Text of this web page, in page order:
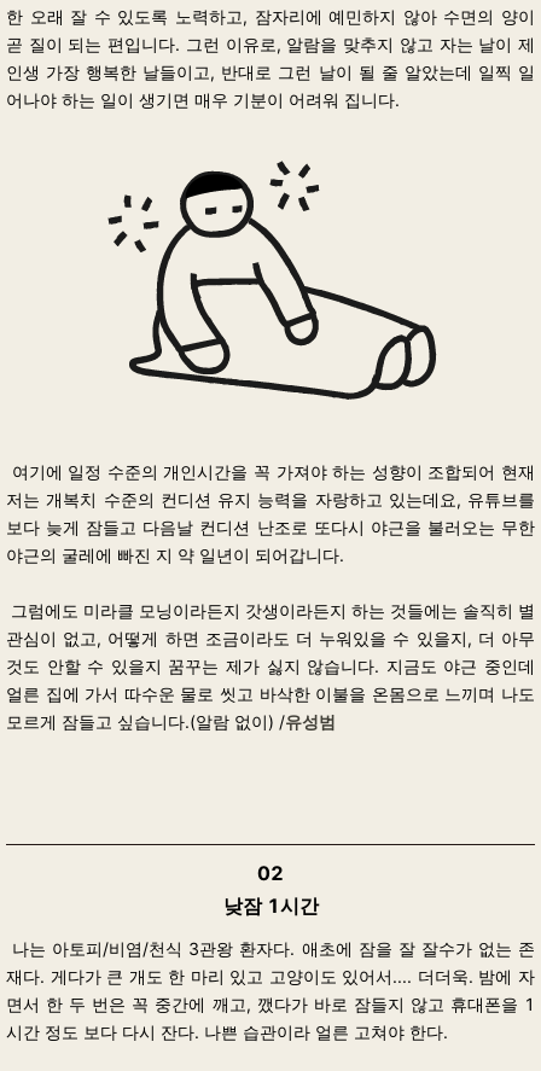
한 오래 잘 수 있도록 노력하고, 잠자리에 예민하지 않아 수면의 양이
곧 질이 되는 편입니다. 그런 이유로, 알람을 맞추지 않고 자는 날이 제
인생 가장 행복한 날들이고, 반대로 그런 날이 될 줄 알았는데 일찍 일
어나야 하는 일이 생기면 매우 기분이 어려워 집니다.
여기에 일정 수준의 개인시간을 꼭 가져야 하는 성향이 조합되어 현재
저는 개복치 수준의 컨디션 유지 능력을 자랑하고 있는데요, 유튜브를
보다 늦게 잠들고 다음날 컨디션 난조로 또다시 야근을 불러오는 무한
야근의 굴레에 빠진 지 약 일년이 되어갑니다.
그럼에도 미라클 모닝이라든지 갓생이라든지 하는 것들에는 솔직히 별
관심이 없고, 어떻게 하면 조금이라도 더 누워있을 수 있을지, 더 아무
것도 안할 수 있을지 꿈꾸는 제가 싫지 않습니다. 지금도 야근 중인데
얼른 집에 가서 따수운 물로 씻고 바삭한 이불을 온몸으로 느끼며 나도
모르게 잠들고 싶습니다.(알람 없이) /유성범
02
낮잠 1시간
나는 아토피/비염/천식 3관왕 환자다. 애초에 잠을 잘 잘수가 없는 존
재다. 게다가 큰 개도 한 마리 있고 고양이도 있어서.... 더더욱. 밤에 자
면서 한 두 번은 꼭 중간에 깨고, 깼다가 바로 잠들지 않고 휴대폰을 1
시간 정도 보다 다시 잔다. 나쁜 습관이라 얼른 고쳐야 한다.